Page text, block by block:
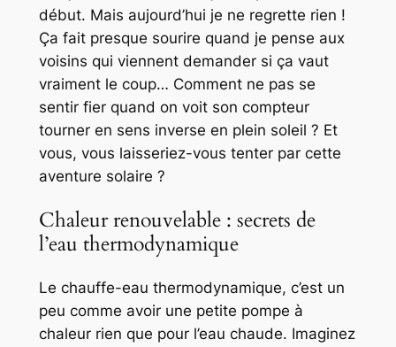
début. Mais aujourd’hui je ne regrette rien !
Ça fait presque sourire quand je pense aux
voisins qui viennent demander si ça vaut
vraiment le coup… Comment ne pas se
sentir fier quand on voit son compteur
tourner en sens inverse en plein soleil ? Et
vous, vous laisseriez-vous tenter par cette
aventure solaire ?
Chaleur renouvelable : secrets de
l’eau thermodynamique
Le chauffe-eau thermodynamique, c’est un
peu comme avoir une petite pompe à
chaleur rien que pour l’eau chaude. Imaginez